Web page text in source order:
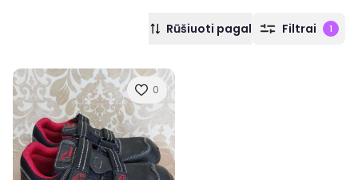
Rūšiuoti pagal Filtrai 1
0